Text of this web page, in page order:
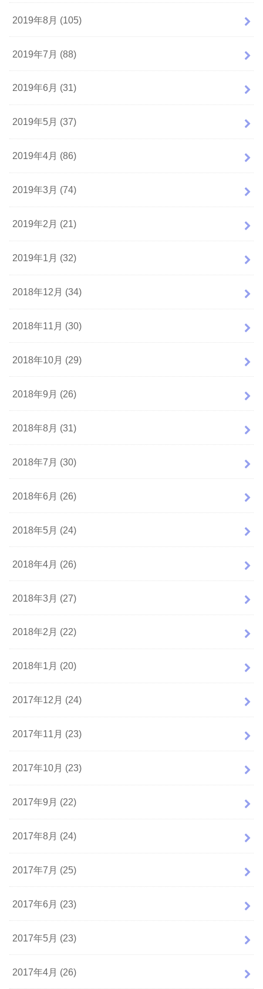
2019年8月 (105)
2019年7月 (88)
2019年6月 (31)
2019年5月 (37)
2019年4月 (86)
2019年3月 (74)
2019年2月 (21)
2019年1月 (32)
2018年12月 (34)
2018年11月 (30)
2018年10月 (29)
2018年9月 (26)
2018年8月 (31)
2018年7月 (30)
2018年6月 (26)
2018年5月 (24)
2018年4月 (26)
2018年3月 (27)
2018年2月 (22)
2018年1月 (20)
2017年12月 (24)
2017年11月 (23)
2017年10月 (23)
2017年9月 (22)
2017年8月 (24)
2017年7月 (25)
2017年6月 (23)
2017年5月 (23)
2017年4月 (26)